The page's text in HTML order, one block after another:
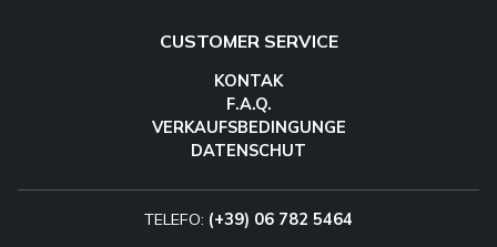
CUSTOMER SERVICE
KONTAK
F.A.Q.
VERKAUFSBEDINGUNGE
DATENSCHUT
TELEFO: (+39) 06 782 5464